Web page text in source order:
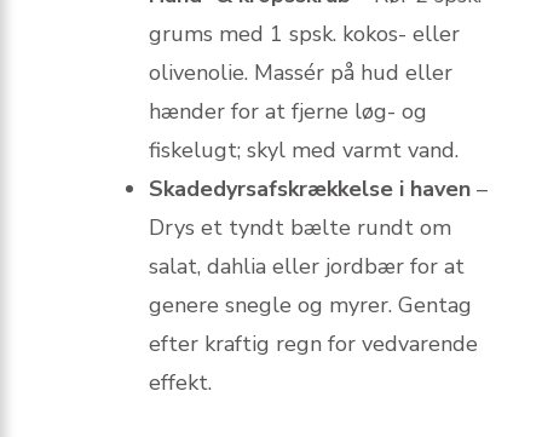
grums med 1 spsk. kokos- eller
olivenolie. Massér på hud eller
hænder for at fjerne løg- og
fiskelugt; skyl med varmt vand.
Skadedyrsafskrækkelse i haven –
Drys et tyndt bælte rundt om
salat, dahlia eller jordbær for at
genere snegle og myrer. Gentag
efter kraftig regn for vedvarende
effekt.